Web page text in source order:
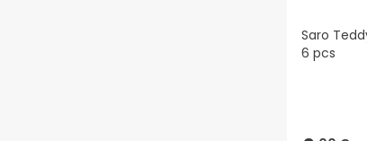
Saro
6 pcs